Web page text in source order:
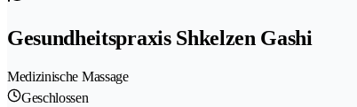
Gesundheitspraxis Shkelzen Gashi
Medizinische Massage
Geschlossen